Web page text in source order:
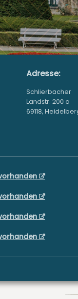
Adresse:
Schlierbacher
Landstr. 200 a
69118,